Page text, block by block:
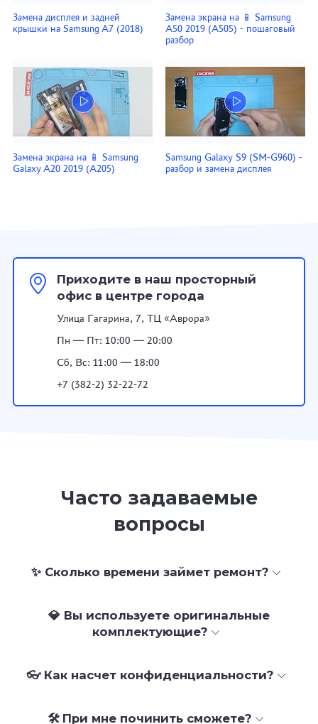
Замена дисплея и задней
крышки на Samsung A7 (2018)
Замена экрана на 📱 Samsung
A50 2019 (A505) - пошаговый
разбор
Замена экрана на 📱 Samsung
Galaxy A20 2019 (A205)
Samsung Galaxy S9 (SM-G960) -
разбор и замена дисплея
Приходите в наш просторный
офис в центре города
Улица Гагарина, 7, ТЦ «Аврора»
Пн — Пт: 10:00 — 20:00
Сб, Вс: 11:00 — 18:00
+7 (382-2) 32-22-72
Часто задаваемые
вопросы
✨ Сколько времени займет ремонт?
💎 Вы используете оригинальные
комплектующие?
👓 Как насчет конфиденциальности?
🛠 При мне починить сможете?